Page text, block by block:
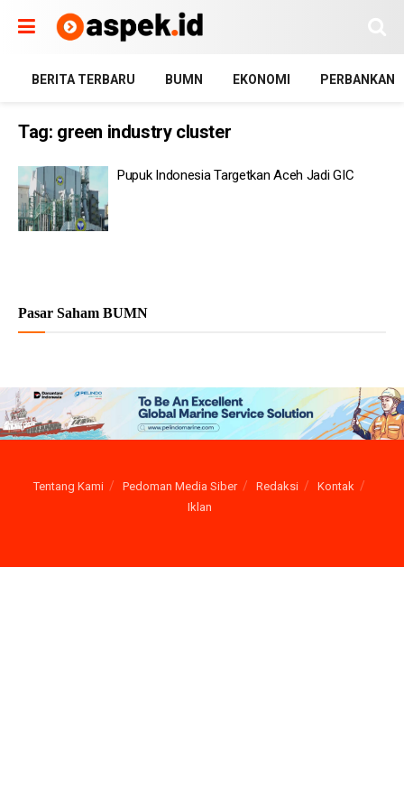
BERITA TERBARU BUMN EKONOMI PERBANKAN
Tag: green industry cluster
Pupuk Indonesia Targetkan Aceh Jadi GIC
Pasar Saham BUMN
Tentang Kami Pedoman Media Siber Redaksi
Kontak
Iklan